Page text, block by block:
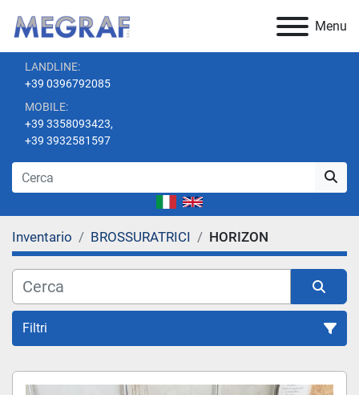
Menu
LANDLINE:
+39 0396792085
MOBILE:
+39 3358093423,
+39 3932581597
Inventario BROSSURATRICI HORIZON
Filtri
HORIZON (7)